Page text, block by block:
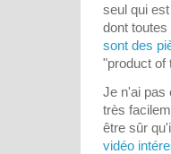
seul qui
dont
sont des
"product of
Je n'ai pas
très
être sûr
vidéo